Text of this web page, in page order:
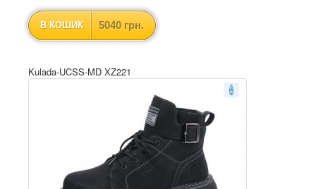
В КОШИК 5040 грн.
Kulada-UCSS-MD XZ221